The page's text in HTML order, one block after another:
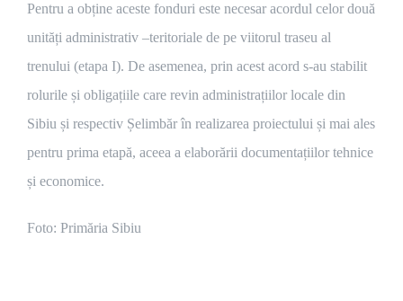
Pentru a obține aceste fonduri este necesar acordul celor două
unități administrativ –teritoriale de pe viitorul traseu al
trenului (etapa I). De asemenea, prin acest acord s-au stabilit
rolurile și obligațiile care revin administrațiilor locale din
Sibiu și respectiv Șelimbăr în realizarea proiectului și mai ales
pentru prima etapă, aceea a elaborării documentațiilor tehnice
și economice.
Foto: Primăria Sibiu